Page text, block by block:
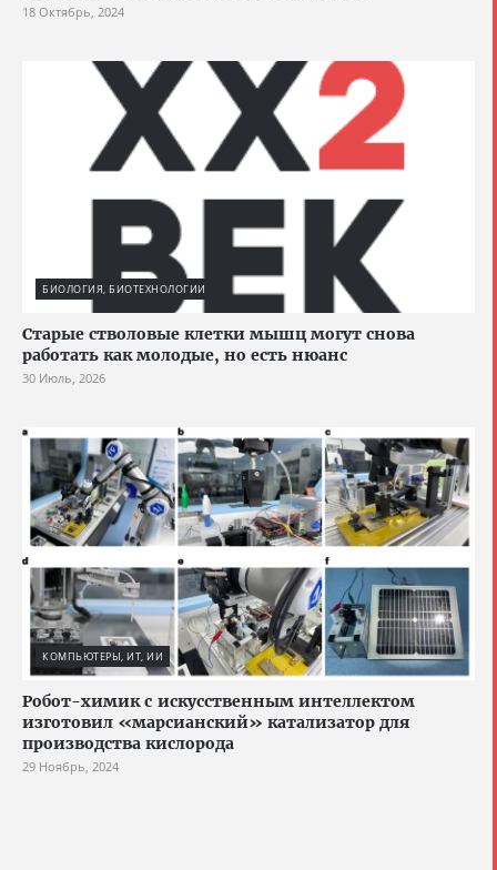
18 Октябрь, 2024
БИОЛОГИЯ, БИОТЕХНОЛОГИИ
Старые стволовые клетки мышц могут снова
работать как молодые, но есть нюанс
30 Июль, 2026
КОМПЬЮТЕРЫ, ИТ, ИИ
Робот-химик с искусственным интеллектом
изготовил «марсианский» катализатор для
производства кислорода
29 Ноябрь, 2024